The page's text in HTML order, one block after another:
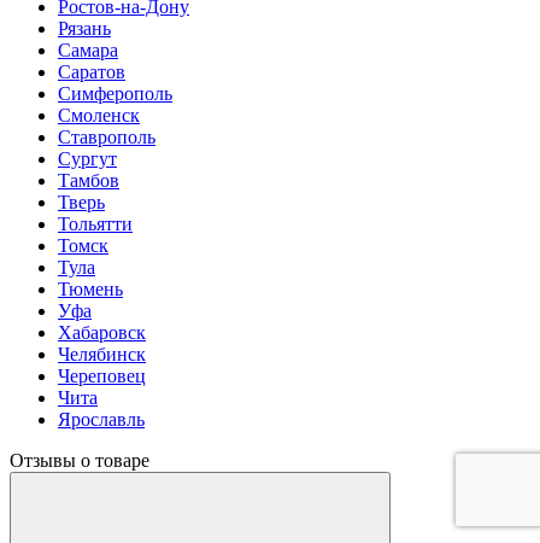
Ростов-на-Дону
Рязань
Самара
Саратов
Симферополь
Смоленск
Ставрополь
Сургут
Тамбов
Тверь
Тольятти
Томск
Тула
Тюмень
Уфа
Хабаровск
Челябинск
Череповец
Чита
Ярославль
Отзывы о товаре